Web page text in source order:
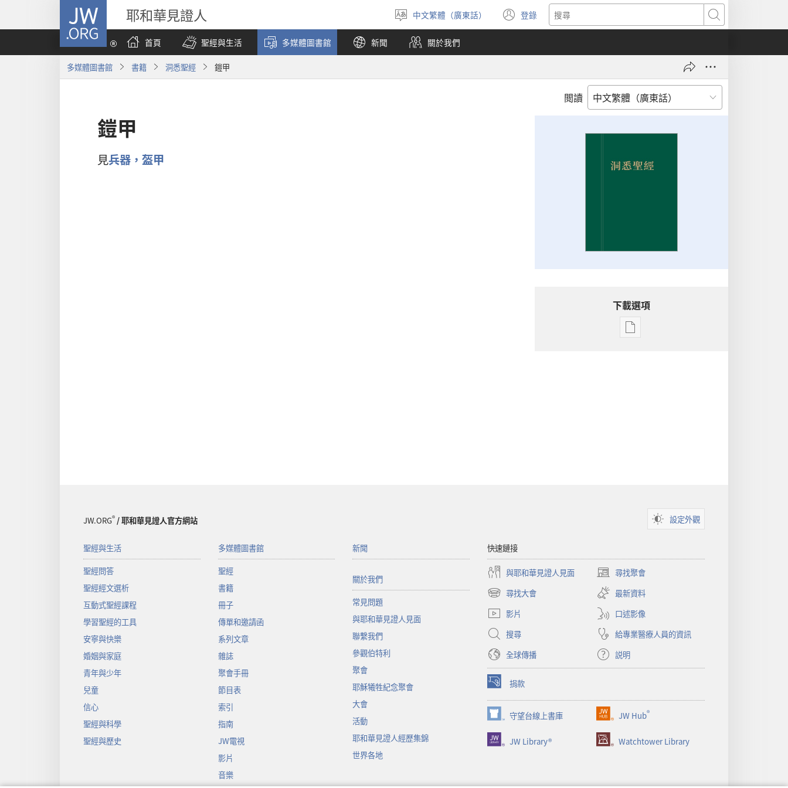
JW.ORG 耶和華見證人
選
擇
語
言
中文繁體（廣東話） 登錄
（開
啟
視
搜
尋
首頁
聖經與生活 多媒體圖書館 新聞 關於我們
多媒體圖書館 書籍 洞悉聖經 鎧甲
閲讀
鎧甲
見兵器，盔甲
下載選項
電
JW.ORG®/ 耶和華見證人官方網站 設定外觀
聖經與生活
聖經問答
聖經經文選析
互動式聖經課程
學習聖經的工具
安寧與快樂
婚姻與家庭
青年與少年
兒童
信心
聖經與科學
聖經與歷史
多媒體圖書館
聖經
書籍
冊子
傳單和邀請函
系列文章
雜誌
聚會手冊
節目表
索引
指南
JW電視
影片
音樂
新聞
關於我們
常見問題
與耶和華見證人見面
聯繫我們
參觀伯特利
聚會
耶穌犧牲紀念聚會
大會
活動
耶和華見證人經歷集錦
世界各地
快速鏈接
與耶和華見證人見面 尋找聚會
（開
啟
新
視
窗）
尋找大會
（開
啟
新
視
窗）
最新資料
影片
口述影像
搜尋
給專業醫療人員的資訊
全球傳播
説明
捐款
（開
啟
新
視
窗）
守望台線上書庫
（開
啟
新
JW Hub®
（開
啟
新
JW Library® Watchtower Library